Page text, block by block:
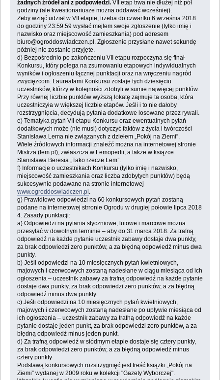
żadnych źródeł ani z podpowiedzi. VII etap trwa nie dłużej niż pół
godziny (ale kwestionariusze można oddawać wcześniej).
Żeby wziąć udział w VII etapie, trzeba do czwartku 6 września 2018
do godziny 23:59:59 wysłać mejlem swoje zgłoszenie (tylko imię i
nazwisko oraz miejscowość zamieszkania) pod adresem
biuro@ogroddoswiadczen.pl. Zgłoszenie przysłane nawet sekundę
później nie zostanie przyjęte.
d) Bezpośrednio po zakończeniu VII etapu rozpoczyna się finał
Konkursu, który polega na zsumowaniu etapowych indywidualnych
wyników i ogłoszeniu łącznej punktacji oraz na wręczeniu nagród
zwycięzcom. Laureatami Konkursu zostaje tych dziesięciu
uczestników, którzy w kolejności zdobyli w sumie najwięcej punktów.
Przy równej liczbie punktów wyższą lokatę zajmuje ta osoba, która
uczestniczyła w większej liczbie etapów. Jeśli i to nie dałoby
rozstrzygnięcia, decydują pytania dodatkowe losowane przez rywali.
e) Tematyka pytań VII etapu Konkursu oraz ewentualnych pytań
dodatkowych może (nie musi) dotyczyć faktów z życia i twórczości
Stanisława Lema nie związanych z dziełem „Pokój na Ziemi”.
Wiele źródłowych informacji znaleźć można na internetowej stronie
Mistrza (lem.pl), zwłaszcza w Lemopedii, a także w książce
Stanisława Beresia „Tako rzecze Lem”.
f) Informacje o uczestnikach Konkursu (tylko imię i nazwisko,
miejscowość zamieszkania oraz liczba zdobytych punktów) będą
sukcesywnie podawane na stronie internetowej
www.ogroddoswiadczen.pl .
g) Prawidłowe odpowiedzi na 60 konkursowych pytań zostaną
podane na internetowej strronie Ogrodu w drugiej połowie lipca 2018
4. Zasady punktacji:
a) Odpowiedzi na pytania styczniowe, lutowe i marcowe można
przesyłać w dowolnym terminie – aby do 31 marca 2018. Za trafną
odpowiedź na każde pytanie uczestnik zabawy dostaje dwa punkty,
za brak odpowiedzi zero punktów, a za błędną odpowiedź minus dwa
punkty.
b) Jeśli odpowiedzi na 10 miesięcznych pytań kwietniowych,
majowych i czerwcowych zostaną nadesłane w ciągu miesiąca od ich
ogłoszenia – uczestnik zabawy za trafną odpowiedź na każde pytanie
dostaje dwa punkty, za brak odpowiedzi zero punktów, a za błędną
odpowiedź minus dwa punkty.
c) Jeśli odpowiedzi na 10 miesięcznych pytań kwietniowych,
majowych i czerwcowych zostaną nadesłane po upływie miesiąca od
ich ogłoszenia – uczestnik zabawy za trafną odpowiedź na każde
pytanie dostaje jeden punkt, za brak odpowiedzi zero punktów, a za
błędną odpowiedź minus jeden punkt.
d) Za trafną odpowiedź w siódmym etapie dostaje się cztery punkty,
za brak odpowiedzi zero punktów, a za błędną odpowiedź minus
cztery punkty
Podstawą konkursowych rozstrzygnięć jest treść książki „Pokój na
Ziemi” wydanej w 2009 roku w kolekcji "Gazety Wyborczej".